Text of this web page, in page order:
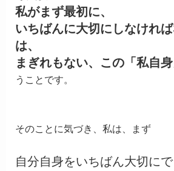
私がまず最初に、
いちばんに大切にしなけれ
は、
まぎれもない、この「私自
うことです。
そのことに気づき、私は、まず
自分自身をいちばん大切に